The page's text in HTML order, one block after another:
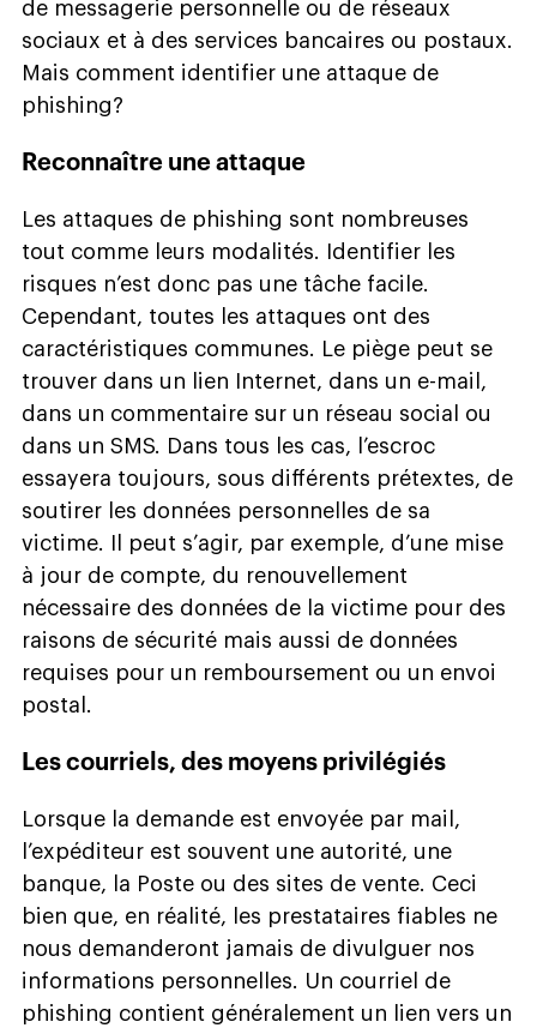
de messagerie personnelle ou de réseaux
sociaux et à des services bancaires ou postaux.
Mais comment identifier une attaque de
phishing?
Reconnaître une attaque
Les attaques de phishing sont nombreuses
tout comme leurs modalités. Identifier les
risques n’est donc pas une tâche facile.
Cependant, toutes les attaques ont des
caractéristiques communes. Le piège peut se
trouver dans un lien Internet, dans un e-mail,
dans un commentaire sur un réseau social ou
dans un SMS. Dans tous les cas, l’escroc
essayera toujours, sous différents prétextes, de
soutirer les données personnelles de sa
victime. Il peut s’agir, par exemple, d’une mise
à jour de compte, du renouvellement
nécessaire des données de la victime pour des
raisons de sécurité mais aussi de données
requises pour un remboursement ou un envoi
postal.
Les courriels, des moyens privilégiés
Lorsque la demande est envoyée par mail,
l’expéditeur est souvent une autorité, une
banque, la Poste ou des sites de vente. Ceci
bien que, en réalité, les prestataires fiables ne
nous demanderont jamais de divulguer nos
informations personnelles. Un courriel de
phishing contient généralement un lien vers un